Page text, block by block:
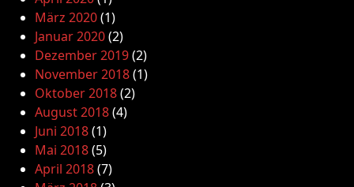
März 2020(1)
Januar 2020(2)
Dezember 2019(2)
November 2018(1)
Oktober 2018(2)
August 2018(4)
Juni 2018(1)
Mai 2018(5)
April 2018(7)